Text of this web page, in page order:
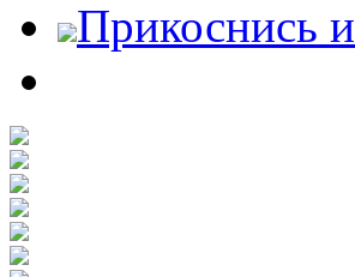
Прикоснись